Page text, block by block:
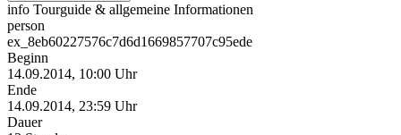
info Tourguide & allgemeine Informationen
person
ex_8eb60227576c7d6d1669857707c95ede
Beginn
14.09.2014, 10:00 Uhr
Ende
14.09.2014, 23:59 Uhr
Dauer